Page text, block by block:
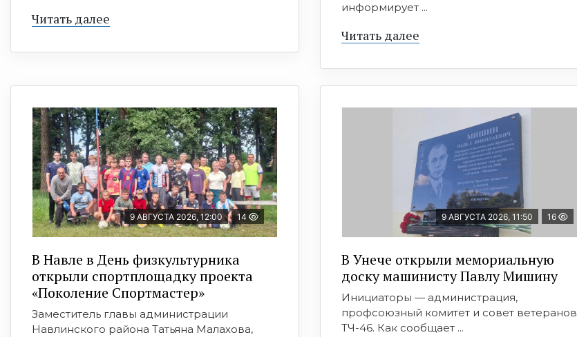
Читать далее
информирует ...
Читать далее
9 АВГУСТА 2026, 12:00 14
В Навле в День физкультурника
открыли спортплощадку проекта
«Поколение Спортмастер»
Заместитель главы администрации
Навлинского района Татьяна Малахова,
9 АВГУСТА 2026, 11:50 16
В Унече открыли мемориальную
доску машинисту Павлу Мишину
Инициаторы — администрация,
профсоюзный комитет и совет ветеранов
ТЧ-46. Как сообщает ...